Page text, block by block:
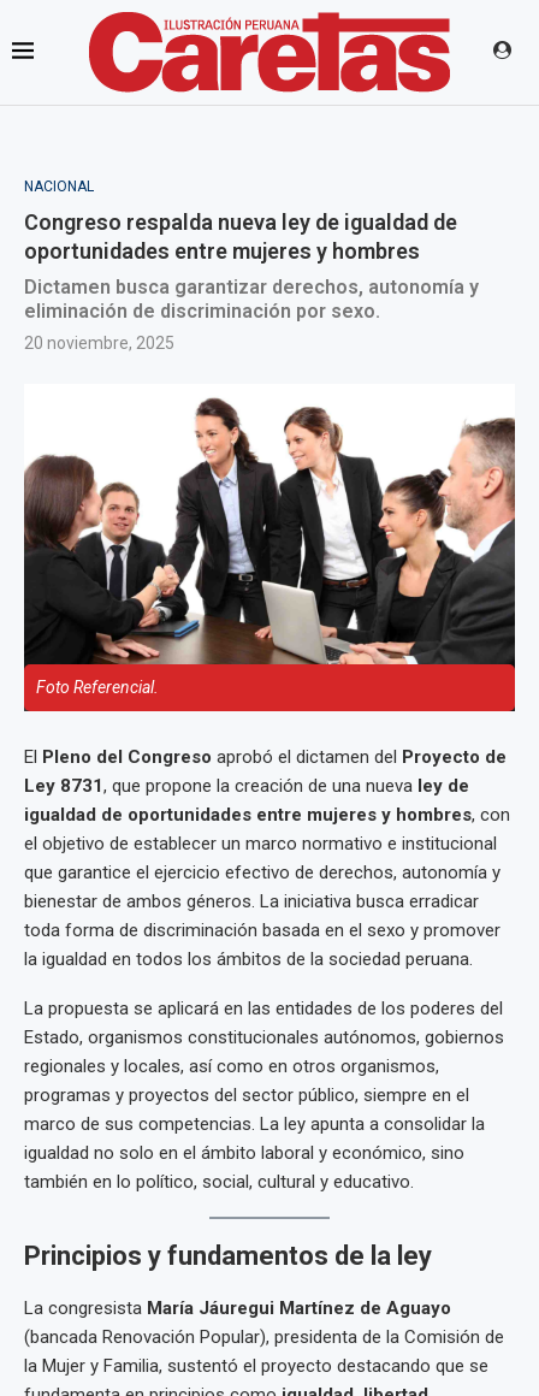
NACIONAL
Congreso respalda nueva ley de igualdad de
oportunidades entre mujeres y hombres
Dictamen busca garantizar derechos, autonomía y
eliminación de discriminación por sexo.
20 noviembre, 2025
Foto Referencial.
El Pleno del Congreso aprobó el dictamen del Proyecto de
Ley 8731, que propone la creación de una nueva ley de
igualdad de oportunidades entre mujeres y hombres, con
el objetivo de establecer un marco normativo e institucional
que garantice el ejercicio efectivo de derechos, autonomía y
bienestar de ambos géneros. La iniciativa busca erradicar
toda forma de discriminación basada en el sexo y promover
la igualdad en todos los ámbitos de la sociedad peruana.
La propuesta se aplicará en las entidades de los poderes del
Estado, organismos constitucionales autónomos, gobiernos
regionales y locales, así como en otros organismos,
programas y proyectos del sector público, siempre en el
marco de sus competencias. La ley apunta a consolidar la
igualdad no solo en el ámbito laboral y económico, sino
también en lo político, social, cultural y educativo.
Principios y fundamentos de la ley
La congresista María Jáuregui Martínez de Aguayo
(bancada Renovación Popular), presidenta de la Comisión de
la Mujer y Familia, sustentó el proyecto destacando que se